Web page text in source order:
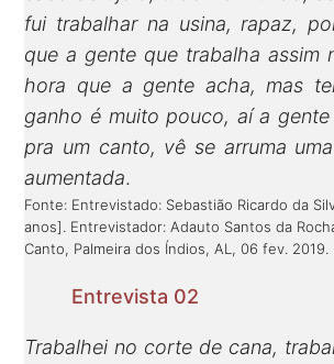
fui trabalhar na usina, rapaz,
que a gente que trabalha assim
hora que a gente acha, mas
ganho é muito pouco, aí a
pra um canto, vê se arruma
aumentada.
Fonte: Entrevistado: Sebastião Ricardo da
anos]. Entrevistador: Adauto Santos da
Canto, Palmeira dos Índios, AL, 06 fev. 2019.
Entrevista 02
Trabalhei no corte de cana,